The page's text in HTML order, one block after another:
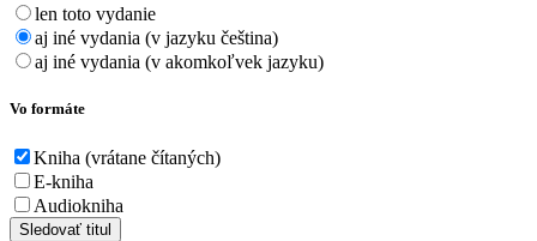
len toto vydanie
aj iné vydania (v jazyku čeština)
aj iné vydania (v akomkoľvek jazyku)
Vo formáte
Kniha (vrátane čítaných)
E-kniha
Audiokniha
Sledovať titul